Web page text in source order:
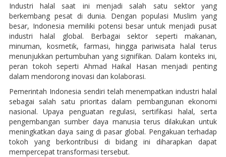
Industri halal saat ini menjadi salah satu sektor yang
berkembang pesat di dunia. Dengan populasi Muslim yang
besar, Indonesia memiliki potensi besar untuk menjadi pusat
industri halal global. Berbagai sektor seperti makanan,
minuman, kosmetik, farmasi, hingga pariwisata halal terus
menunjukkan pertumbuhan yang signifikan. Dalam konteks ini,
peran tokoh seperti Ahmad Haikal Hasan menjadi penting
dalam mendorong inovasi dan kolaborasi.
Pemerintah Indonesia sendiri telah menempatkan industri halal
sebagai salah satu prioritas dalam pembangunan ekonomi
nasional. Upaya penguatan regulasi, sertifikasi halal, serta
pengembangan sumber daya manusia terus dilakukan untuk
meningkatkan daya saing di pasar global. Pengakuan terhadap
tokoh yang berkontribusi di bidang ini diharapkan dapat
mempercepat transformasi tersebut.